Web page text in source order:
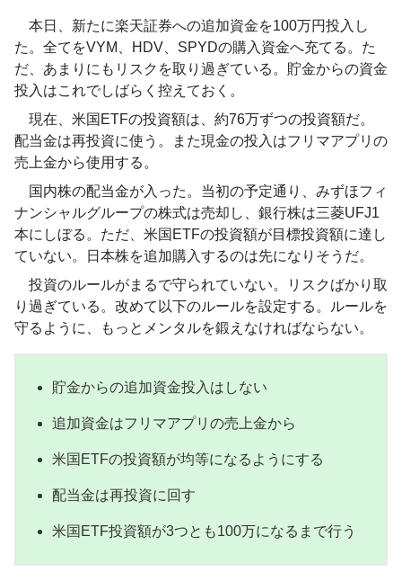
本日、新たに楽天証券への追加資金を100万円投入し
た。全てをVYM、HDV、SPYDの購入資金へ充てる。た
だ、あまりにもリスクを取り過ぎている。貯金からの資金
投入はこれでしばらく控えておく。
現在、米国ETFの投資額は、約76万ずつの投資額だ。
配当金は再投資に使う。また現金の投入はフリマアプリの
売上金から使用する。
国内株の配当金が入った。当初の予定通り、みずほフィ
ナンシャルグループの株式は売却し、銀行株は三菱UFJ1
本にしぼる。ただ、米国ETFの投資額が目標投資額に達し
ていない。日本株を追加購入するのは先になりそうだ。
投資のルールがまるで守られていない。リスクばかり取
り過ぎている。改めて以下のルールを設定する。ルールを
守るように、もっとメンタルを鍛えなければならない。
貯金からの追加資金投入はしない
追加資金はフリマアプリの売上金から
米国ETFの投資額が均等になるようにする
配当金は再投資に回す
米国ETF投資額が3つとも100万になるまで行う